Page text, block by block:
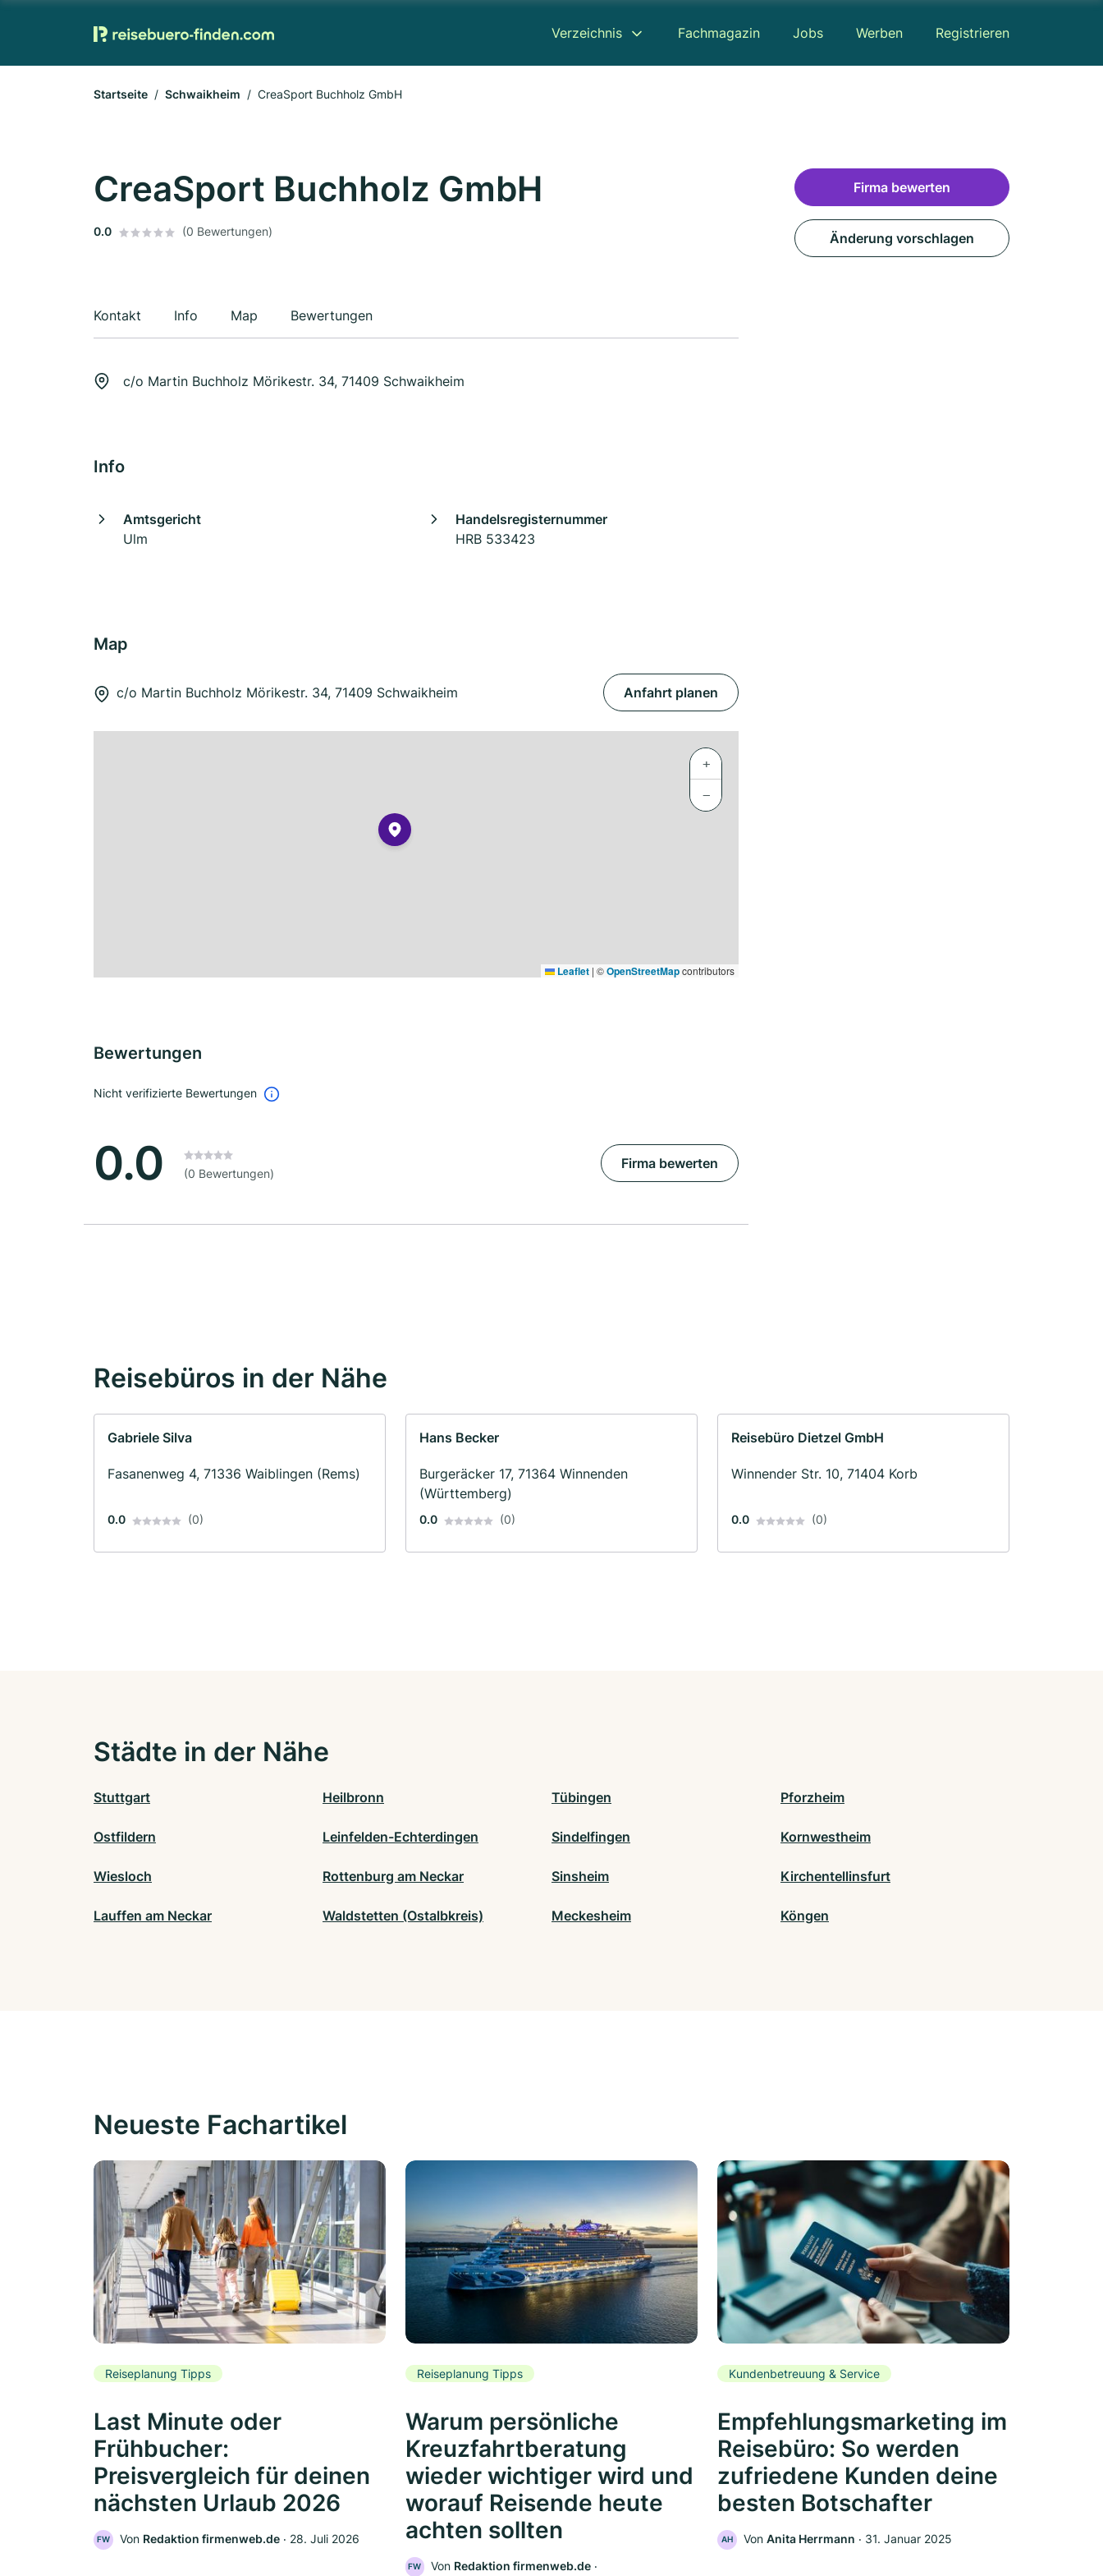
Verzeichnis Fachmagazin Jobs Werben Registrieren
Startseite Schwaikheim CreaSport Buchholz GmbH
CreaSport Buchholz GmbH
0.0 (0 Bewertungen)
Kontakt Info Map Bewertungen
c/o Martin Buchholz Mörikestr. 34, 71409 Schwaikheim
Info
Amtsgericht
Ulm
Handelsregisternummer
HRB 533423
Map
c/o Martin Buchholz Mörikestr. 34, 71409 Schwaikheim Anfahrt planen
+
−
Leaflet | ©OpenStreetMapcontributors
Bewertungen
Nicht verifizierte Bewertungen
0.0 (0 Bewertungen)
Firma bewerten
Firma bewerten
Änderung vorschlagen
Reisebüros in der Nähe
Gabriele Silva
Fasanenweg 4, 71336 Waiblingen (Rems)
0.0 (0)
Hans Becker
Burgeräcker 17, 71364 Winnenden
(Württemberg)
0.0 (0)
Reisebüro Dietzel GmbH
Winnender Str. 10, 71404 Korb
0.0 (0)
Städte in der Nähe
Stuttgart Heilbronn Tübingen Pforzheim
Ostfildern Leinfelden-Echterdingen Sindelfingen Kornwestheim
Wiesloch Rottenburg am Neckar Sinsheim Kirchentellinsfurt
Lauffen am Neckar Waldstetten (Ostalbkreis) Meckesheim Köngen
Neueste Fachartikel
Reiseplanung Tipps
Last Minute oder
Frühbucher:
Preisvergleich für deinen
nächsten Urlaub 2026
FW Von Redaktion firmenweb.de ‧ 28. Juli 2026
Reiseplanung Tipps
Warum persönliche
Kreuzfahrtberatung
wieder wichtiger wird und
worauf Reisende heute
achten sollten
FW Von Redaktion firmenweb.de‧
Kundenbetreuung & Service
Empfehlungsmarketing im
Reisebüro: So werden
zufriedene Kunden deine
besten Botschafter
AH Von Anita Herrmann ‧ 31. Januar 2025